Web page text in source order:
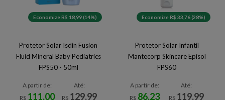
Economize R$ 18,99 (14%)
Protetor Solar Isdin Fusion
Fluid Mineral Baby Pediatrics
FPS50 - 50ml
A partir de:
R$ 111,00
Até:
R$ 129,99
Economize R$ 33,76 (28%)
Protetor Solar Infantil
Mantecorp Skincare Episol
FPS60
A partir de:
R$ 86,23
Até:
R$ 119,99